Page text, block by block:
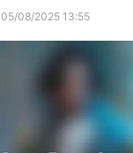
05/08/2025 13:55